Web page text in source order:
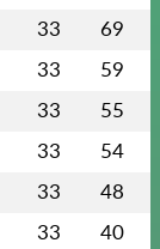
33 69
33 59
33 55
33 54
33 48
33 40